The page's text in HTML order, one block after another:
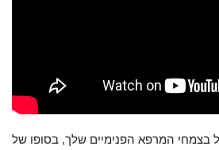
המרפא הפנימיים שלך, בסופו של